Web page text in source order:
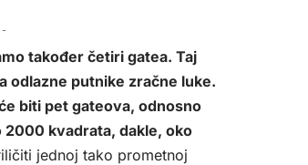
-
također četiri gatea. Taj
odlazne putnike zračne luke.
biti pet gateova, odnosno
kvadrata, dakle, oko
jednoj tako prometnoj